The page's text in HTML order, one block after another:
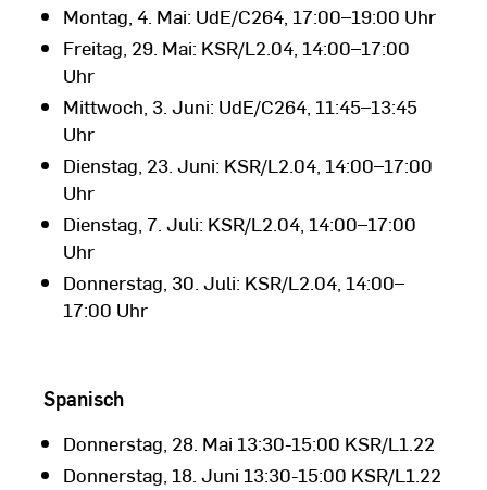
Montag, 4. Mai: UdE/C264, 17:00–19:00 Uhr
Freitag, 29. Mai: KSR/L2.04, 14:00–17:00
Uhr
Mittwoch, 3. Juni: UdE/C264, 11:45–13:45
Uhr
Dienstag, 23. Juni: KSR/L2.04, 14:00–17:00
Uhr
Dienstag, 7. Juli: KSR/L2.04, 14:00–17:00
Uhr
Donnerstag, 30. Juli: KSR/L2.04, 14:00–
17:00 Uhr
Spanisch
Donnerstag, 28. Mai 13:30-15:00 KSR/L1.22
Donnerstag, 18. Juni 13:30-15:00 KSR/L1.22